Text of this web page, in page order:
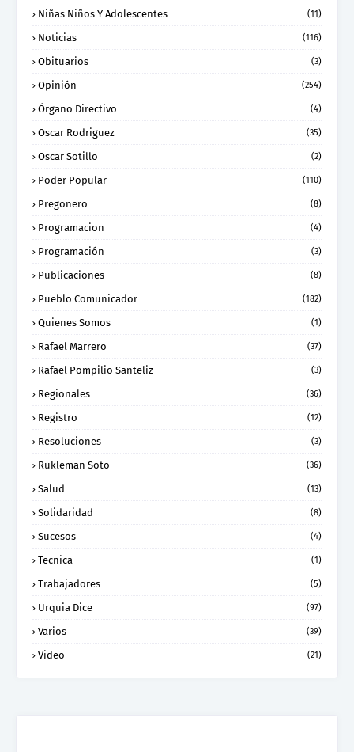
Niñas Niños Y Adolescentes (11)
Noticias (116)
Obituarios (3)
Opinión (254)
Órgano Directivo (4)
Oscar Rodriguez (35)
Oscar Sotillo (2)
Poder Popular (110)
Pregonero (8)
Programacion (4)
Programación (3)
Publicaciones (8)
Pueblo Comunicador (182)
Quienes Somos (1)
Rafael Marrero (37)
Rafael Pompilio Santeliz (3)
Regionales (36)
Registro (12)
Resoluciones (3)
Rukleman Soto (36)
Salud (13)
Solidaridad (8)
Sucesos (4)
Tecnica (1)
Trabajadores (5)
Urquia Dice (97)
Varios (39)
Video (21)